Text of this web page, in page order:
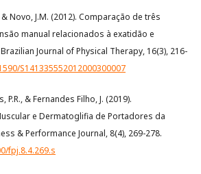
& Novo, J.M. (2012). Comparação de três
manual relacionados à exatidão e
Journal of Physical Therapy, 16(3), 216-
S141335552012000300007
P.R., & Fernandes Filho, J. (2019).
e Dermatoglifia de Portadores da
& Performance Journal, 8(4), 269-278.
fpj.8.4.269.s